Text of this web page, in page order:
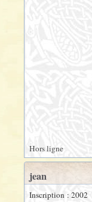
Hors ligne
jean
Inscription : 2002